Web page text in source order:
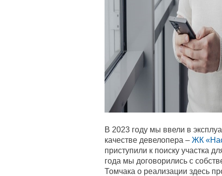
В 2023 году мы ввели в
качестве девелопера – ЖК
приступили к поиску участка
года мы договорились с
Томчака о реализации здесь